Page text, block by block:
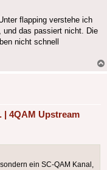
flapping verstehe ich
und das passiert nicht. Die
nicht schnell
| 4QAM Upstream
ein SC-QAM Kanal,